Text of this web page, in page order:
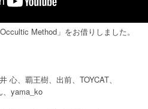
Method」をお借りしました。
心、覇王樹、出前、TOYCAT、
、yama_ko